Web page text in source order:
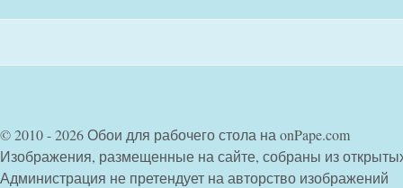
© 2010 - 2026 Обои для рабочего стола на onPape.com
Изображения, размещенные на сайте, собраны из
Администрация не претендует на авторство изображений